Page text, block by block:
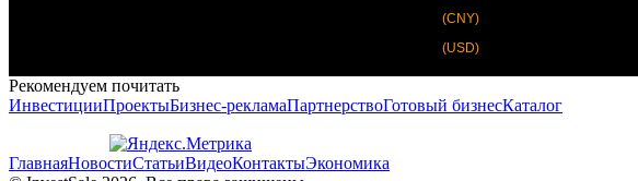
(CNY)
(USD)
Рекомендуем почитать
ИнвестицииПроектыБизнес-рекламаПартнерствоГотовый бизнесКаталог
ГлавнаяНовостиСтатьиВидеоКонтактыЭкономика